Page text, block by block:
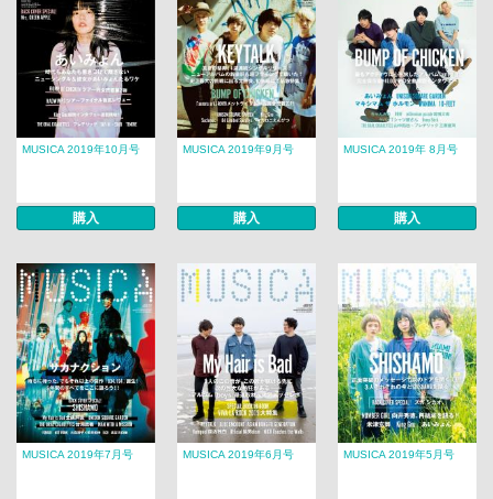
MUSICA 2019年10月号
購入
MUSICA 2019年9月号
購入
MUSICA 2019年 8月号​​
購入
MUSICA 2019年7月号 MUSICA 2019年6月号 MUSICA 2019年5月号